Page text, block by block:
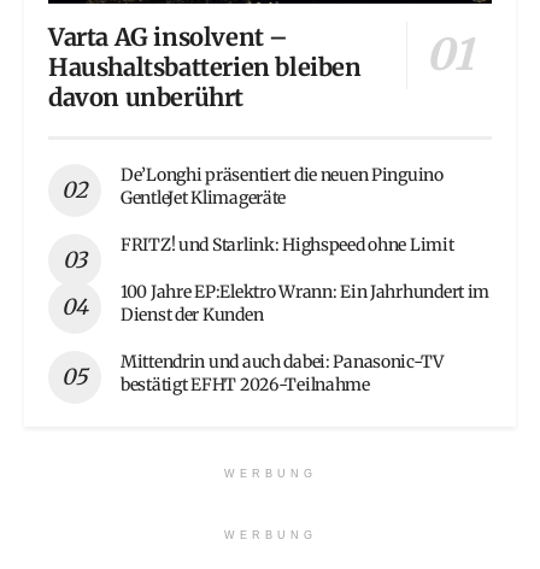
Varta AG insolvent –
Haushaltsbatterien bleiben
davon unberührt
De’Longhi präsentiert die neuen Pinguino
GentleJet Klimageräte
FRITZ! und Starlink: Highspeed ohne Limit
100 Jahre EP:Elektro Wrann: Ein Jahrhundert im
Dienst der Kunden
Mittendrin und auch dabei: Panasonic-TV
bestätigt EFHT 2026-Teilnahme
WERBUNG
WERBUNG